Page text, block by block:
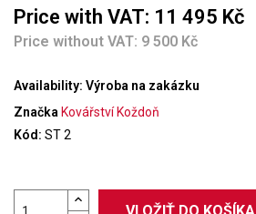
Price with VAT: 11 495 Kč
Price without VAT: 9 500 Kč
Availability: Výroba na zakázku
Značka Kovářství Koždoň
Kód: ST 2